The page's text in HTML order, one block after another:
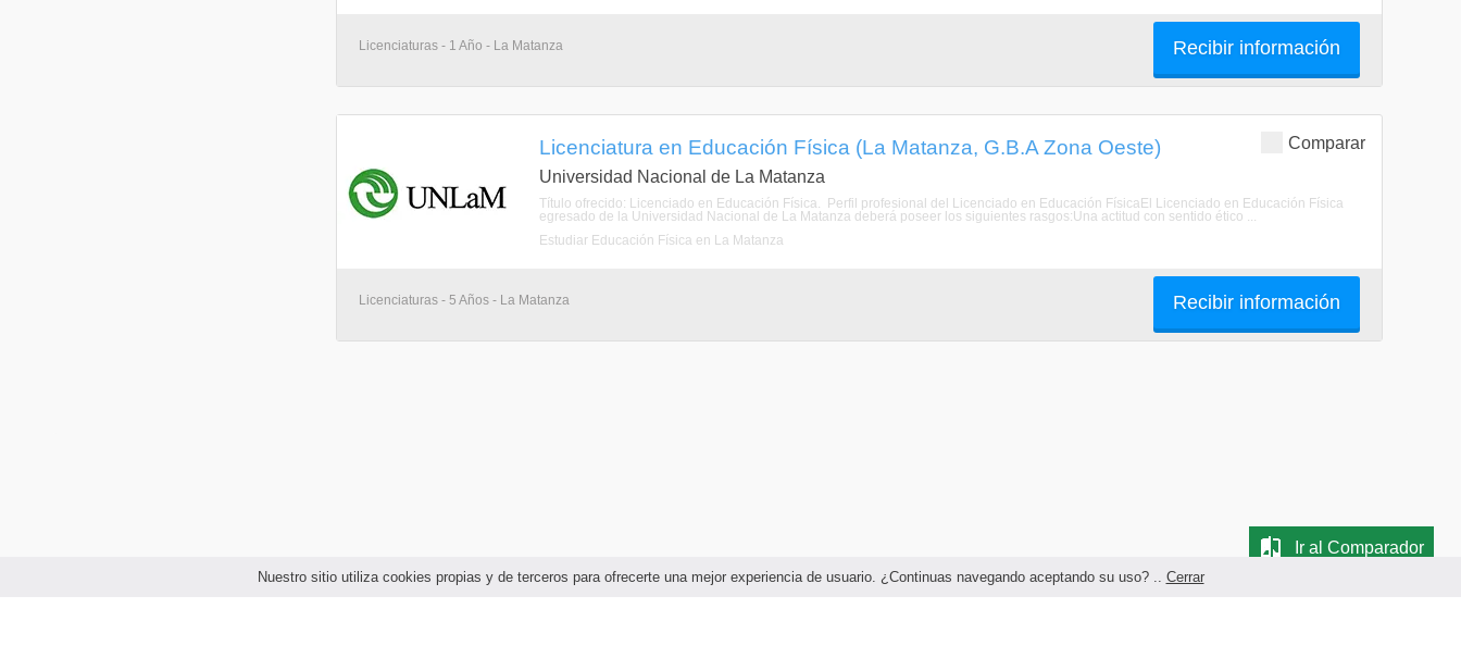
Nuestro sitio utiliza cookies propias y de terceros para ofrecerte una mejor experiencia de usuario. ¿Continuas navegando aceptando su uso? .. Cerrar
Licenciaturas - 1 Año - La Matanza Recibir información
Comparar
Licenciatura en Educación Física (La Matanza, G.B.A Zona Oeste)
Universidad Nacional de La Matanza
Título ofrecido: Licenciado en Educación Física. Perfil profesional del Licenciado en Educación FísicaEl Licenciado en Educación Física
egresado de la Universidad Nacional de La Matanza deberá poseer los siguientes rasgos:Una actitud con sentido ético ...
Estudiar Educación Física en La Matanza
Licenciaturas - 5 Años - La Matanza Recibir información
Ir al Comparador